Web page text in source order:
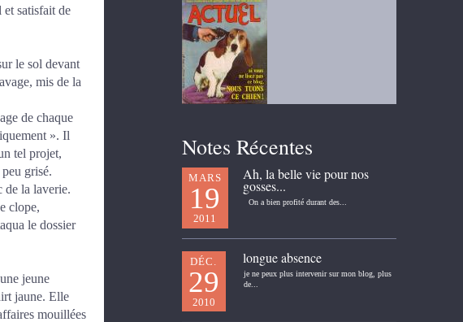
et satisfait de
le sol devant
mis de la
de chaque
». Il
tel projet,
grisé.
de la laverie.
clope,
le dossier
jeune
jaune. Elle
mouillées
Notes Récentes
MARS
19
2011
Ah, la belle vie pour nos
gosses...
On a bien profité durant des...
DÉC.
29
2010
longue absence
je ne peux plus intervenir sur mon blog, plus
de...